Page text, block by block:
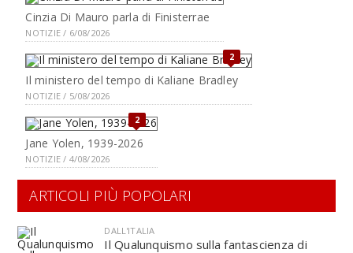
Cinzia Di Mauro parla di Finisterrae
NOTIZIE / 6/08/2026
2
Il ministero del tempo di Kaliane Bradley
NOTIZIE / 5/08/2026
2
Jane Yolen, 1939-2026
NOTIZIE / 4/08/2026
ARTICOLI PIÙ POPOLARI
DALL'ITALIA
Il Qualunquismo sulla fantascienza di